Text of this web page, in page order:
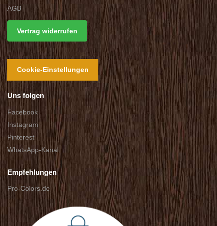
AGB
Vertrag widerrufen
Cookie-Einstellungen
Uns folgen
Facebook
Instagram
Pinterest
WhatsApp-Kanal
Empfehlungen
Pro-Colors.de